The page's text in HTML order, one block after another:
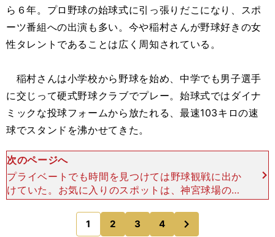
ら６年。プロ野球の始球式に引っ張りだこになり、スポ
ーツ番組への出演も多い。今や稲村さんが野球好きの女
性タレントであることは広く周知されている。
稲村さんは小学校から野球を始め、中学でも男子選手
に交じって硬式野球クラブでプレー。始球式ではダイナ
ミックな投球フォームから放たれる、最速103キロの速
球でスタンドを沸かせてきた。
次のページへ
プライベートでも時間を見つけては野球観戦に出か
けていた。お気に入りのスポットは、神宮球場の三
塁側スタンドだという。「ブルペン横の席が比較的
安く買えるので、よく座ります。ヤクルトの対戦チ
ームのピッチャー
1 2 3 4
のページへ